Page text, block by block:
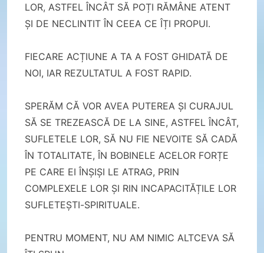
LOR, ASTFEL ÎNCÂT SĂ POȚI RĂMÂNE ATENT
ȘI DE NECLINTIT ÎN CEEA CE ÎȚI PROPUI.
FIECARE ACȚIUNE A TA A FOST GHIDATĂ DE
NOI, IAR REZULTATUL A FOST RAPID.
SPERĂM CĂ VOR AVEA PUTEREA ȘI CURAJUL
SĂ SE TREZEASCĂ DE LA SINE, ASTFEL ÎNCÂT,
SUFLETELE LOR, SĂ NU FIE NEVOITE SĂ CADĂ
ÎN TOTALITATE, ÎN BOBINELE ACELOR FORȚE
PE CARE EI ÎNȘIȘI LE ATRAG, PRIN
COMPLEXELE LOR ȘI RIN INCAPACITĂȚILE LOR
SUFLETEȘTI-SPIRITUALE.
PENTRU MOMENT, NU AM NIMIC ALTCEVA SĂ